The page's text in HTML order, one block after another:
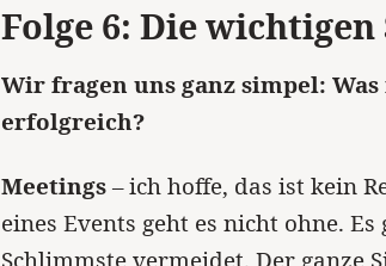
Folge 6: Die
Wir fragen uns ganz simpel:
erfolgreich?
Meetings– ich hoffe, das ist kein
eines Events geht es nicht ohne.